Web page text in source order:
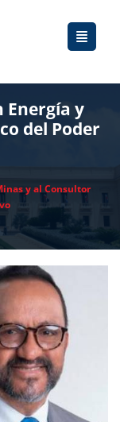
y
del Poder
y al Consultor